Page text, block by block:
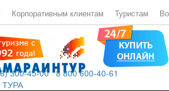
Корпоративным клиентам Туристам
300-45-00 8 800 600-40-61